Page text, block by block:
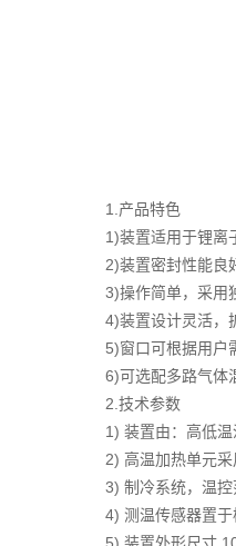
1.产品特色
1)装置适用于锂离
2)装置密封性能良
3)操作简单，采用
4)装置设计灵活，
5)窗口可根据用户
6)可选配多路气体
2.技术参数
1) 装置由：高低
2) 高温加热单元
3) 制冷系统，温
4) 测温传感器置